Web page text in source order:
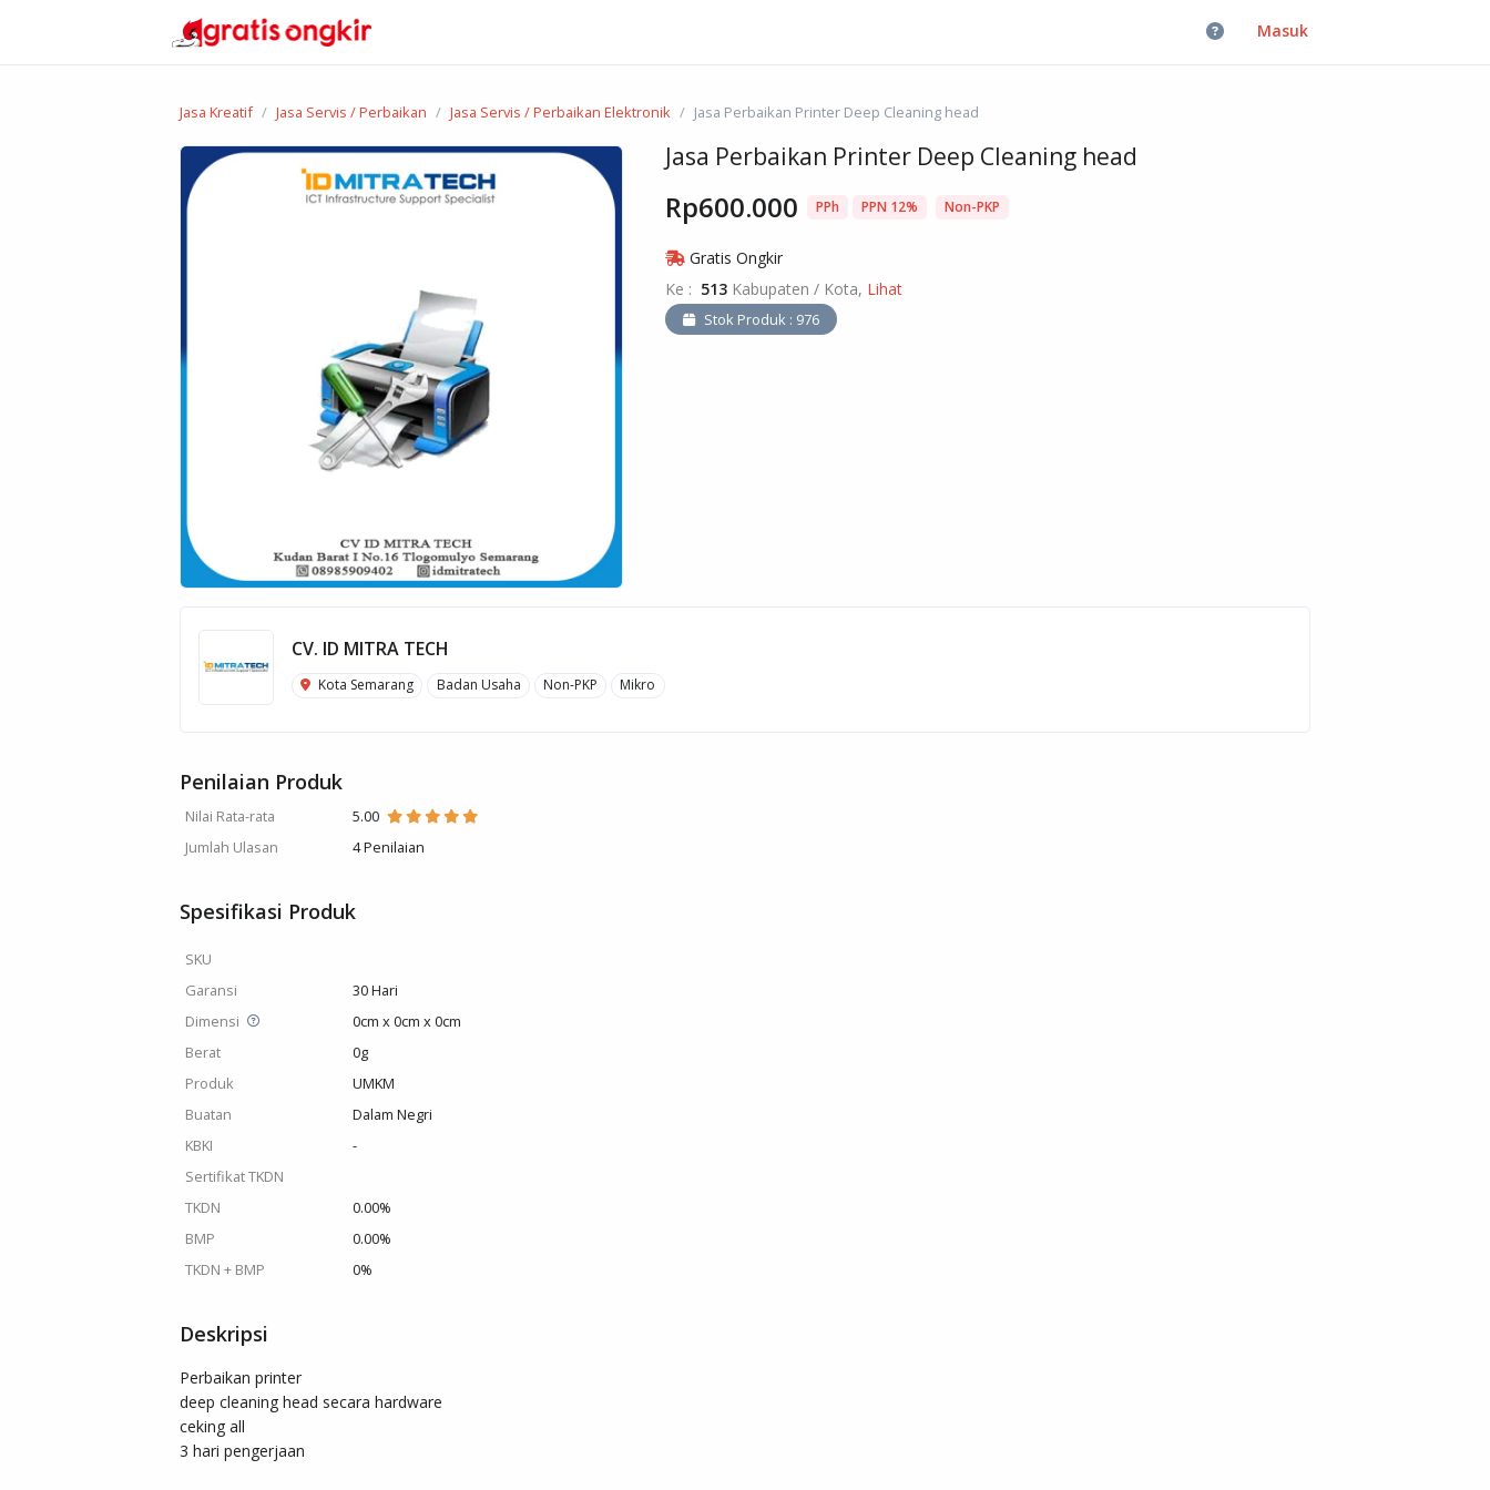
Masuk
Jasa Kreatif Jasa Servis / Perbaikan Jasa Servis / Perbaikan Elektronik Jasa Perbaikan Printer Deep Cleaning head
Jasa Perbaikan Printer Deep Cleaning head
Rp600.000 PPh PPN 12% Non-PKP
Gratis Ongkir
Ke : 513Kabupaten / Kota, Lihat
Stok Produk : 976
CV. ID MITRA TECH
Kota Semarang Badan Usaha Non-PKP Mikro
Penilaian Produk
Nilai Rata-rata
5.00
Jumlah Ulasan
4 Penilaian
Spesifikasi Produk
SKU
Garansi
30 Hari
Dimensi
0cm x 0cm x 0cm
Berat
0g
Produk
UMKM
Buatan
Dalam Negri
KBKI
-
Sertifikat TKDN
TKDN
0.00%
BMP
0.00%
TKDN + BMP
0%
Deskripsi
Perbaikan printer
deep cleaning head secara hardware
ceking all
3 hari pengerjaan